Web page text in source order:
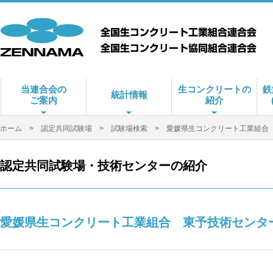
当連合会の
ご案内
統計情報
生コンクリートの
紹介
ホーム > 認定共同試験場 > 試験場検索 > 愛媛県生コンクリート工業組合
認定共同試験場・技術センターの紹介
愛媛県生コンクリート工業組合 東予技術センタ